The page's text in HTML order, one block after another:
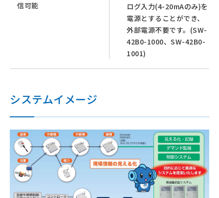
信可能
ログ入力(4-20mAのみ)を
電源とすることができ、
外部電源不要です。(SW-
42B0-1000、SW-42B0-
1001)
システムイメージ